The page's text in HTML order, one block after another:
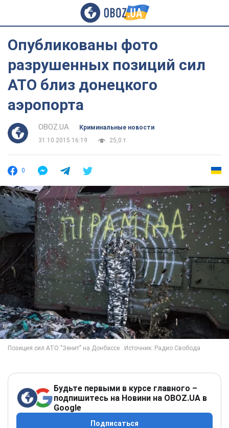
Опубликованы фото
разрушенных позиций сил
АТО близ донецкого
аэропорта
OBOZ.UA
Криминальные новости
31.10.2015 16:19
25,0 т.
0
Будьте первыми в курсе главного –
подпишитесь на Новини на OBOZ.UA в
Google
Подписаться